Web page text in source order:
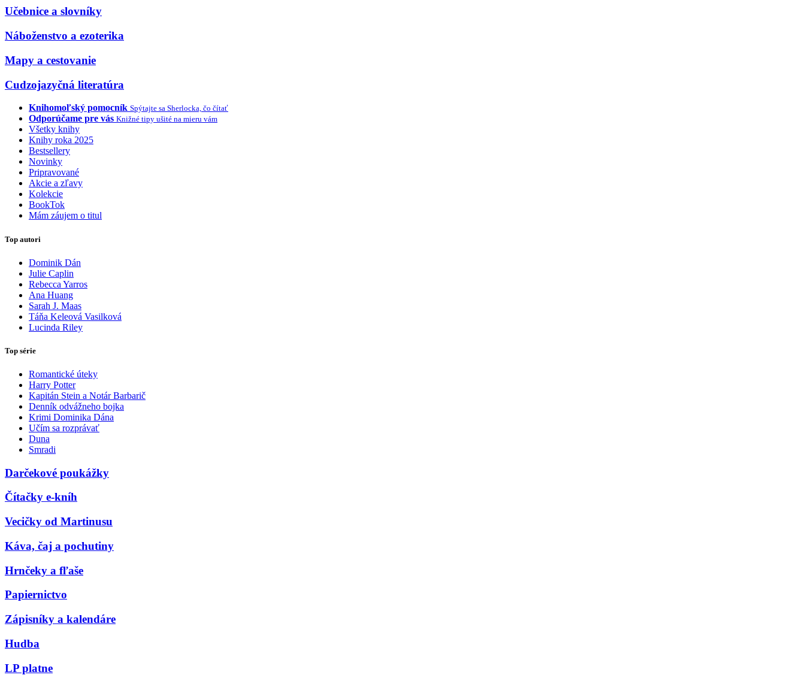
Učebnice a slovníky
Náboženstvo a ezoterika
Mapy a cestovanie
Cudzojazyčná literatúra
Knihomoľský pomocník Spýtajte sa Sherlocka, čo čítať
Odporúčame pre vás Knižné tipy ušité na mieru vám
Všetky knihy
Knihy roka 2025
Bestsellery
Novinky
Pripravované
Akcie a zľavy
Kolekcie
BookTok
Mám záujem o titul
Top autori
Dominik Dán
Julie Caplin
Rebecca Yarros
Ana Huang
Sarah J. Maas
Táňa Keleová Vasilková
Lucinda Riley
Top série
Romantické úteky
Harry Potter
Kapitán Stein a Notár Barbarič
Denník odvážneho bojka
Krimi Dominika Dána
Učím sa rozprávať
Duna
Smradi
Darčekové poukážky
Čítačky e-kníh
Vecičky od Martinusu
Káva, čaj a pochutiny
Hrnčeky a fľaše
Papiernictvo
Zápisníky a kalendáre
Hudba
LP platne